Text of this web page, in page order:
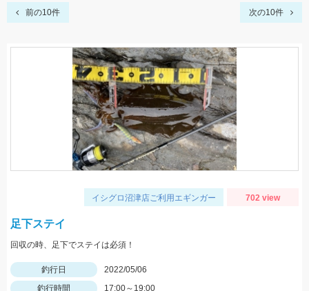
前の10件 次の10件
イシグロ沼津店ご利用エギンガー 702 view
足下ステイ
回収の時、足下でステイは必須！
釣行日
2022/05/06
釣行時間
17:00～19:00